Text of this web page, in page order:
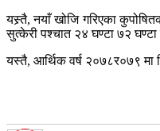
यस्र्तै, नयाँ खोजि गरिएका
सुत्केरी पश्चात २४ घण्टा ७२
यस्तै, आर्थिक वर्ष २०७८र०७९